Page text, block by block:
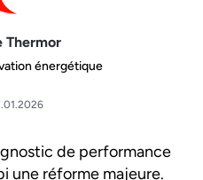
Thermor
énergétique
de performance
une réforme majeure.